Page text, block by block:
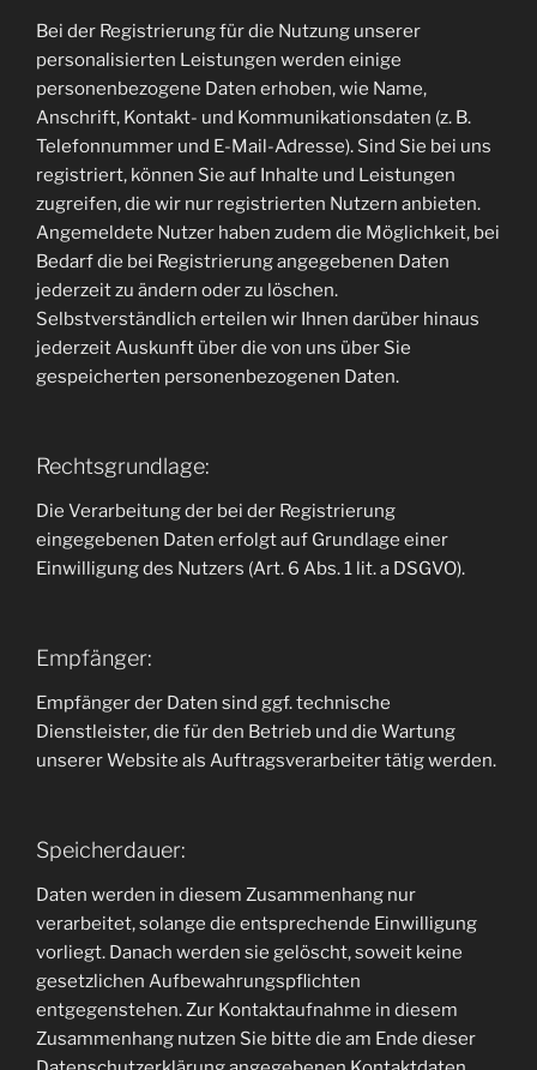
Bei der Registrierung für die Nutzung unserer
personalisierten Leistungen werden einige
personenbezogene Daten erhoben, wie Name,
Anschrift, Kontakt- und Kommunikationsdaten (z. B.
Telefonnummer und E-Mail-Adresse). Sind Sie bei uns
registriert, können Sie auf Inhalte und Leistungen
zugreifen, die wir nur registrierten Nutzern anbieten.
Angemeldete Nutzer haben zudem die Möglichkeit, bei
Bedarf die bei Registrierung angegebenen Daten
jederzeit zu ändern oder zu löschen.
Selbstverständlich erteilen wir Ihnen darüber hinaus
jederzeit Auskunft über die von uns über Sie
gespeicherten personenbezogenen Daten.
Rechtsgrundlage:
Die Verarbeitung der bei der Registrierung
eingegebenen Daten erfolgt auf Grundlage einer
Einwilligung des Nutzers (Art. 6 Abs. 1 lit. a DSGVO).
Empfänger:
Empfänger der Daten sind ggf. technische
Dienstleister, die für den Betrieb und die Wartung
unserer Website als Auftragsverarbeiter tätig werden.
Speicherdauer:
Daten werden in diesem Zusammenhang nur
verarbeitet, solange die entsprechende Einwilligung
vorliegt. Danach werden sie gelöscht, soweit keine
gesetzlichen Aufbewahrungspflichten
entgegenstehen. Zur Kontaktaufnahme in diesem
Zusammenhang nutzen Sie bitte die am Ende dieser